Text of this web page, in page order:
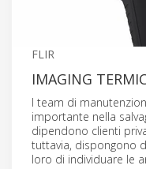
FLIR
IMAGING
I team di
importante nella
dipendono clienti
tuttavia, dispongono
loro di individuare le